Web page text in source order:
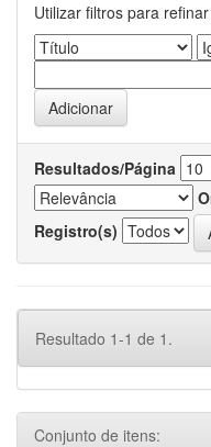
Utilizar filtros para
Resultados/Página
Registro(s)
Resultado 1-1 de 1.
Conjunto de itens: